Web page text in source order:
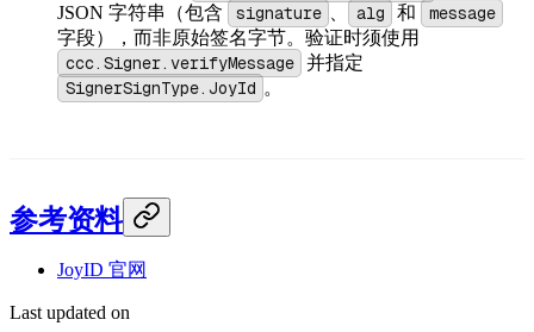
JSON 字符串（包含
signature alg 和 message
字段），而非原始签名字节。验证时须使用
ccc.Signer.verifyMessage 并指定
SignerSignType.JoyId 。
参考资料
JoyID 官网
Last updated on